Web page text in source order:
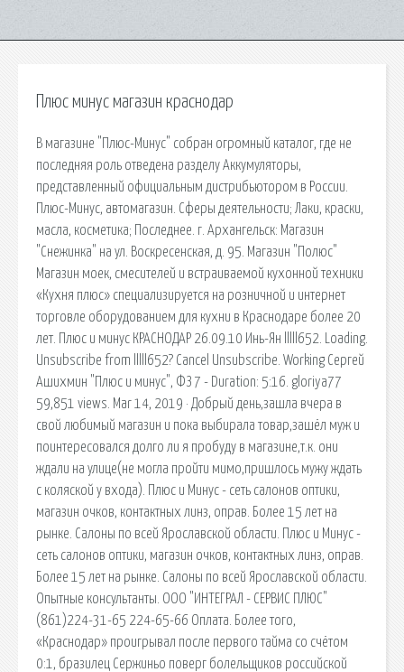
Плюс минус магазин краснодар
В магазине "Плюс-Минус" собран огромный каталог, где не
последняя роль отведена разделу Аккумуляторы,
представленный официальным дистрибьютором в России.
Плюс-Минус, автомагазин. Сферы деятельности; Лаки, краски,
масла, косметика; Последнее. г. Архангельск: Магазин
"Снежинка" на ул. Воскресенская, д. 95. Магазин "Полюс"
Магазин моек, смесителей и встраиваемой кухонной техники
«Кухня плюс» специализируется на розничной и интернет
торговле оборудованием для кухни в Краснодаре более 20
лет. Плюс и минус КРАСНОДАР 26.09.10 Инь-Ян lllll652. Loading.
Unsubscribe from lllll652? Cancel Unsubscribe. Working Сергей
Ашихмин "Плюс и минус", ФЗ 7 - Duration: 5:16. gloriya77
59,851 views. Mar 14, 2019 · Добрый день,зашла вчера в
свой любимый магазин и пока выбирала товар,зашёл муж и
поинтересовался долго ли я пробуду в магазине,т.к. они
ждали на улице(не могла пройти мимо,пришлось мужу ждать
с коляской у входа). Плюс и Минус - сеть салонов оптики,
магазин очков, контактных линз, оправ. Более 15 лет на
рынке. Салоны по всей Ярославской области. Плюс и Минус -
сеть салонов оптики, магазин очков, контактных линз, оправ.
Более 15 лет на рынке. Салоны по всей Ярославской области.
Опытные консультанты. ООО "ИНТЕГРАЛ - СЕРВИС ПЛЮС"
(861)224-31-65 224-65-66 Оплата. Более того,
«Краснодар» проигрывал после первого тайма со счётом
0:1, бразилец Сержиньо поверг болельщиков российской